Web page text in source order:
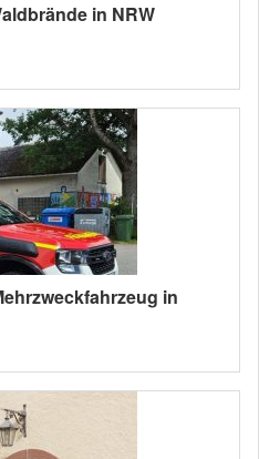
in NRW
in